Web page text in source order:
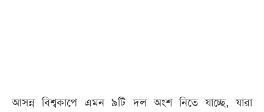
আসন্ন বিশ্বকাপে এমন ৯টি দল অংশ নিতে যাচ্ছে, যারা